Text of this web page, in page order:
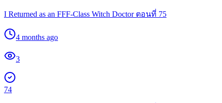
I Returned as an FFF-Class Witch Doctor ตอนที่ 75
4 months ago
3
74